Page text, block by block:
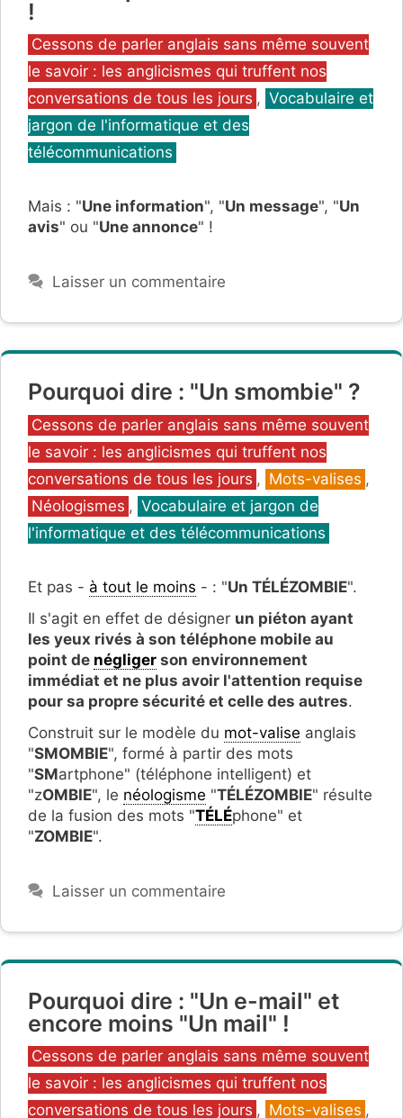
!
Catégories
Cessons de parler anglais sans même souvent
le savoir : les anglicismes qui truffent nos
conversations de tous les jours , Vocabulaire et
jargon de l'informatique et des
télécommunications
Mais : "Une information", "Un message", "Un
avis" ou "Une annonce" !
Laisser un commentaire
Pourquoi dire : "Un smombie" ?
Catégories
Cessons de parler anglais sans même souvent
le savoir : les anglicismes qui truffent nos
conversations de tous les jours , Mots-valises ,
Néologismes , Vocabulaire et jargon de
l'informatique et des télécommunications
Et pas - à tout le moins - : "Un TÉLÉZOMBIE".
Il s'agit en effet de désigner un piéton ayant
les yeux rivés à son téléphone mobile au
point de négliger son environnement
immédiat et ne plus avoir l'attention requise
pour sa propre sécurité et celle des autres.
Construit sur le modèle du mot-valise anglais
"SMOMBIE", formé à partir des mots
"SMartphone" (téléphone intelligent) et
"zOMBIE", le néologisme "TÉLÉZOMBIE" résulte
de la fusion des mots "TÉLÉphone" et
"ZOMBIE".
Laisser un commentaire
Pourquoi dire : "Un e-mail" et
encore moins "Un mail" !
Catégories
Cessons de parler anglais sans même souvent
le savoir : les anglicismes qui truffent nos
conversations de tous les jours , Mots-valises ,